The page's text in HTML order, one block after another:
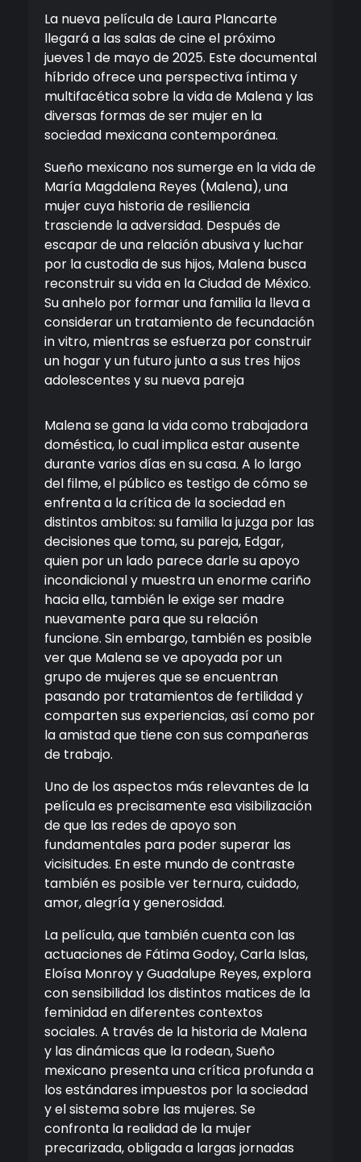
La nueva película de Laura Plancarte
llegará a las salas de cine el próximo
jueves 1 de mayo de 2025. Este documental
híbrido ofrece una perspectiva íntima y
multifacética sobre la vida de Malena y las
diversas formas de ser mujer en la
sociedad mexicana contemporánea.
Sueño mexicano nos sumerge en la vida de
María Magdalena Reyes (Malena), una
mujer cuya historia de resiliencia
trasciende la adversidad. Después de
escapar de una relación abusiva y luchar
por la custodia de sus hijos, Malena busca
reconstruir su vida en la Ciudad de México.
Su anhelo por formar una familia la lleva a
considerar un tratamiento de fecundación
in vitro, mientras se esfuerza por construir
un hogar y un futuro junto a sus tres hijos
adolescentes y su nueva pareja
Malena se gana la vida como trabajadora
doméstica, lo cual implica estar ausente
durante varios días en su casa. A lo largo
del filme, el público es testigo de cómo se
enfrenta a la crítica de la sociedad en
distintos ambitos: su familia la juzga por las
decisiones que toma, su pareja, Edgar,
quien por un lado parece darle su apoyo
incondicional y muestra un enorme cariño
hacia ella, también le exige ser madre
nuevamente para que su relación
funcione. Sin embargo, también es posible
ver que Malena se ve apoyada por un
grupo de mujeres que se encuentran
pasando por tratamientos de fertilidad y
comparten sus experiencias, así como por
la amistad que tiene con sus compañeras
de trabajo.
Uno de los aspectos más relevantes de la
película es precisamente esa visibilización
de que las redes de apoyo son
fundamentales para poder superar las
vicisitudes. En este mundo de contraste
también es posible ver ternura, cuidado,
amor, alegría y generosidad.
La película, que también cuenta con las
actuaciones de Fátima Godoy, Carla Islas,
Eloísa Monroy y Guadalupe Reyes, explora
con sensibilidad los distintos matices de la
feminidad en diferentes contextos
sociales. A través de la historia de Malena
y las dinámicas que la rodean, Sueño
mexicano presenta una crítica profunda a
los estándares impuestos por la sociedad
y el sistema sobre las mujeres. Se
confronta la realidad de la mujer
precarizada, obligada a largas jornadas